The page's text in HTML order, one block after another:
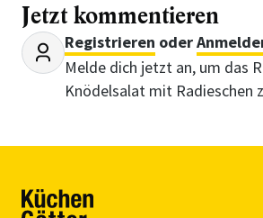
Jetzt kommentieren
Registrieren oder
Melde dich jetzt an, um das
Knödelsalat mit Radieschen